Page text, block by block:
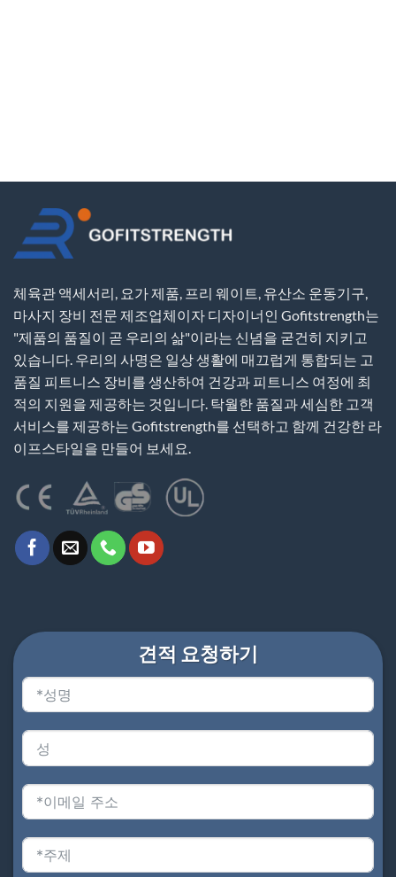
체육관 액세서리, 요가 제품, 프리 웨이트, 유산소 운동기구,
마사지 장비 전문 제조업체이자 디자이너인 Gofitstrength는
"제품의 품질이 곧 우리의 삶"이라는 신념을 굳건히 지키고
있습니다. 우리의 사명은 일상 생활에 매끄럽게 통합되는 고
품질 피트니스 장비를 생산하여 건강과 피트니스 여정에 최
적의 지원을 제공하는 것입니다. 탁월한 품질과 세심한 고객
서비스를 제공하는 Gofitstrength를 선택하고 함께 건강한 라
이프스타일을 만들어 보세요.
견적 요청하기